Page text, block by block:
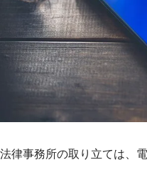
法律事務所の取り立ては、